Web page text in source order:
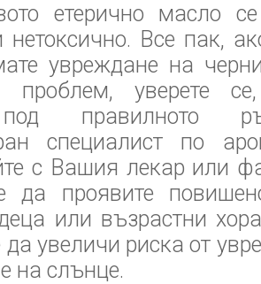
етерично масло
нетоксично. Все пак,
увреждане на
проблем, уверете
правилното
специалист по
с Вашия лекар или
да проявите
или възрастни
увеличи риска от
на слънце.